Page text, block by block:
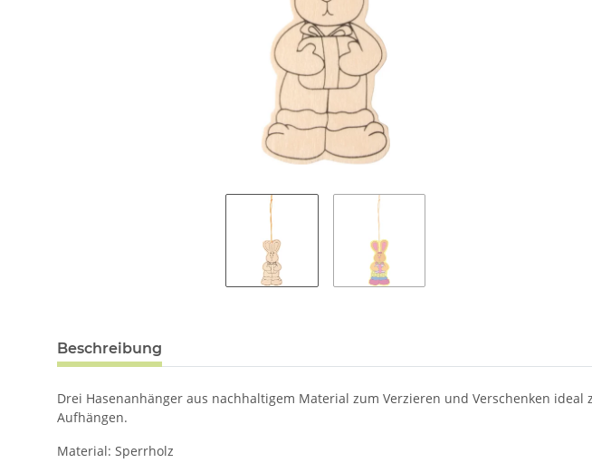
Beschreibung
Drei Hasenanhänger aus nachhaltigem Material zum Verzieren und Verschenken
Aufhängen.
Material: Sperrholz